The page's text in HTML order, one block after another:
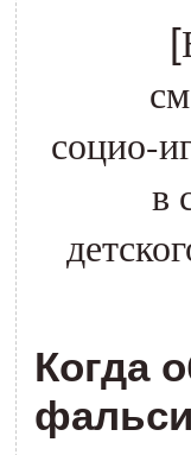
[
социо-
в
Когда